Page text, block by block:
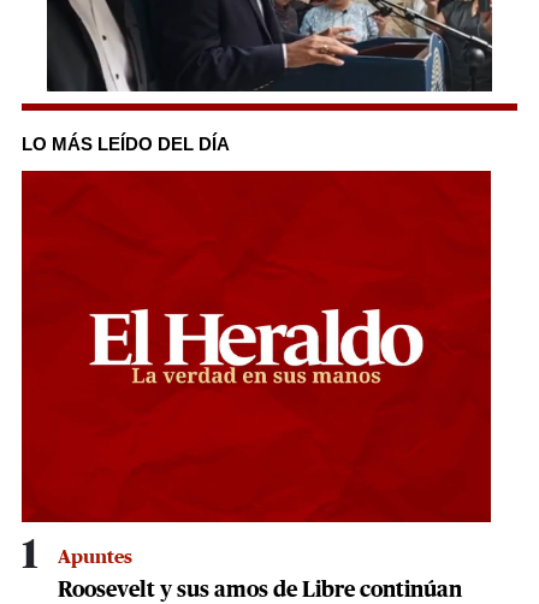
0
of
2
minutes,
LO MÁS LEÍDO DEL DÍA
1 Apuntes
Roosevelt y sus amos de Libre continúan